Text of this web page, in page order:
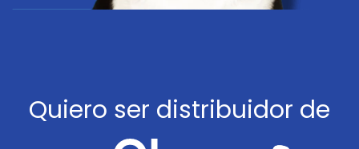
Quiero ser distribuidor de